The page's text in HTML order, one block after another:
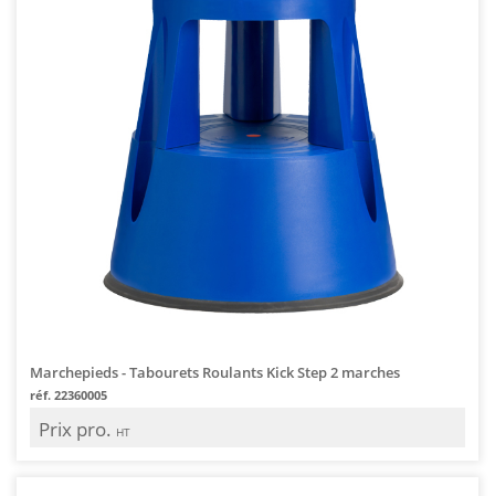
Marchepieds - Tabourets Roulants Kick Step 2 marches
réf. 22360005
Prix pro. HT